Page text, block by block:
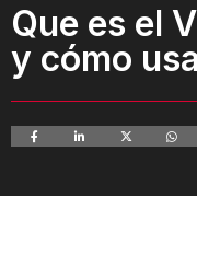
Que es el
y cómo